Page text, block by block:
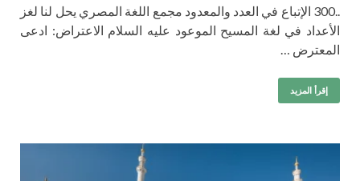
..300 الإتباع في العدد والمعدود مجمع اللغة المصري يحل لنا لغز
الأعداد في لغة المسيح الموعود عليه السلام الاعتراض: ادعى
المعترض …
إقرأ المزيد